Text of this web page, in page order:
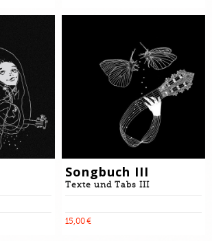
Songbuch III
Texte und Tabs III
15,00 €